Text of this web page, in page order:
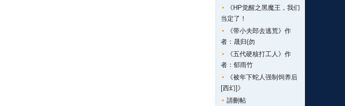
《HP觉醒之黑魔王，我们
当定了！
《带小夫郎去逃荒》作
者：晟归(勿
《五代硬核打工人》作
者：郁雨竹
《被年下蛇人强制饲养后
[西幻]》
請刪帖